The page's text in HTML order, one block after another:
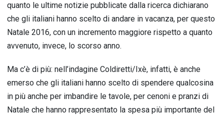
quanto le ultime notizie pubblicate dalla ricerca dichiarano
che gli italiani hanno scelto di andare in vacanza, per questo
Natale 2016, con un incremento maggiore rispetto a quanto
avvenuto, invece, lo scorso anno.
Ma c’è di più: nell’indagine Coldiretti/Ixè, infatti, è anche
emerso che gli italiani hanno scelto di spendere qualcosina
in più anche per imbandire le tavole, per cenoni e pranzi di
Natale che hanno rappresentato la spesa più importante del